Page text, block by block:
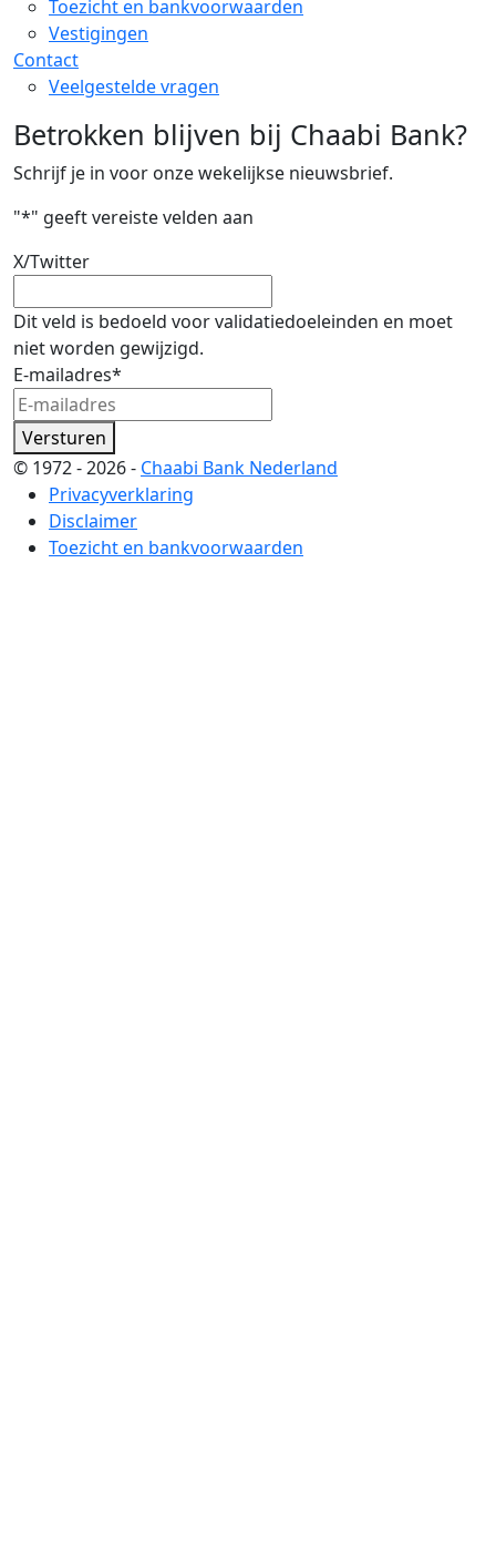
Toezicht en bankvoorwaarden
Vestigingen
Contact
Veelgestelde vragen
Betrokken blijven bij Chaabi Bank?
Schrijf je in voor onze wekelijkse nieuwsbrief.
"*" geeft vereiste velden aan
X/Twitter
Dit veld is bedoeld voor validatiedoeleinden en moet
niet worden gewijzigd.
E-mailadres*
Versturen
© 1972 - 2026 - Chaabi Bank Nederland
Privacyverklaring
Disclaimer
Toezicht en bankvoorwaarden